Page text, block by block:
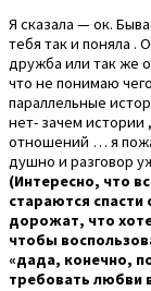
Я сказала — ок.
тебя так и поняла .
дружба или так же
что не понимаю
параллельные
нет- зачем истории
отношений … я
душно и разговор
(Интересно, что
стараются
дорожат, что
чтобы
«дада, конечно,
требовать